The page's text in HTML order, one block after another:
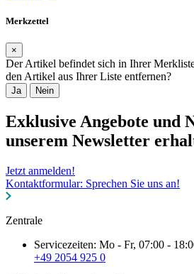
Merkzettel
×
Der Artikel befindet sich in Ihrer
den Artikel aus Ihrer Liste entfernen?
Ja Nein
Exklusive Angebote und
unserem Newsletter
Jetzt anmelden!
Kontaktformular: Sprechen Sie uns an!
Zentrale
Servicezeiten: Mo - Fr, 07:00 -
+49 2054 925 0